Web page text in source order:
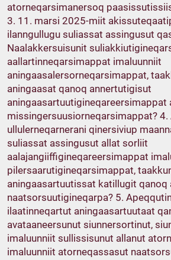
atorneqarsimanersoq
3. 11. marsi 2025-miit
ilanngullugu suliassat assingusut
Naalakkersuisunit
aallartinneqarsimappat imaluunniit
aningaasalersorneqarsimappat,
aningaasat qanoq annertutigisut
aningaasartuutigineqareersimappat
missingersuusiorneqarsimappat?
ullulerneqarnerani qinersiviup
suliassat assingusut allat sorliit
aalajangiiffigineqareersimappat
pilersaarutigineqarsimappat,
aningaasartuutissat katillugit
naatsorsuutigineqarpa? 5.
ilaatinneqartut aningaasartuutaat
avataaneersunut siunnersortinut,
imaluunniit sullissisunut allanut
imaluunniit atorneqassasut